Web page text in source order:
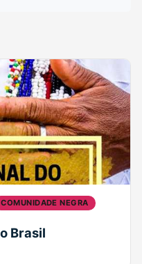
COMUNIDADE NEGRA
Brasil